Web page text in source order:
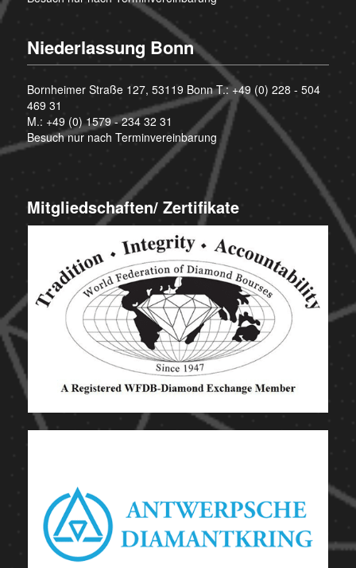
Niederlassung Bonn
Bornheimer Straße 127, 53119 Bonn T.:+49 (0) 228 - 504
469 31
M.: +49 (0) 1579 - 234 32 31
Besuch nur nach Terminvereinbarung
Mitgliedschaften/ Zertifikate